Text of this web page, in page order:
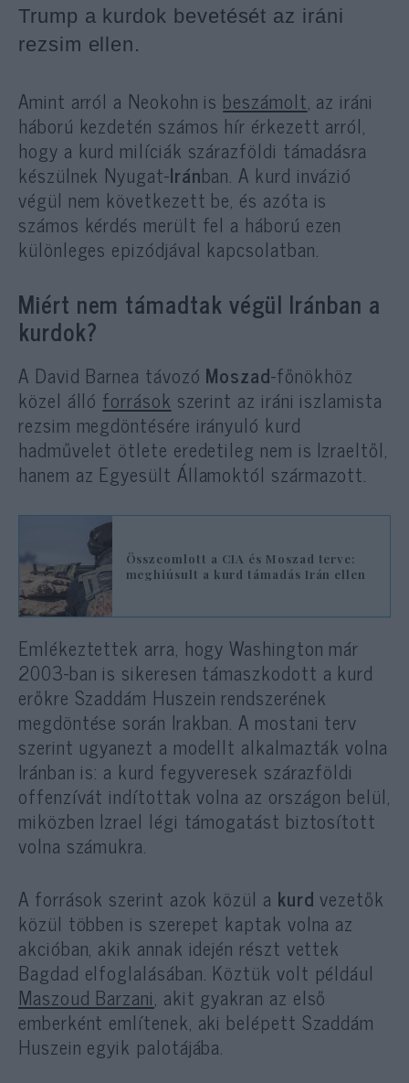
Trump a kurdok bevetését az iráni
rezsim ellen.
Amint arról a Neokohn is beszámolt, az iráni
háború kezdetén számos hír érkezett arról,
hogy a kurd milíciák szárazföldi támadásra
készülnek Nyugat-Iránban. A kurd invázió
végül nem következett be, és azóta is
számos kérdés merült fel a háború ezen
különleges epizódjával kapcsolatban.
Miért nem támadtak végül Iránban a
kurdok?
A David Barnea távozó Moszad-főnökhöz
közel álló források szerint az iráni iszlamista
rezsim megdöntésére irányuló kurd
hadművelet ötlete eredetileg nem is Izraeltől,
hanem az Egyesült Államoktól származott.
Összeomlott a CIA és Moszad terve:
meghiúsult a kurd támadás Irán ellen
Emlékeztettek arra, hogy Washington már
2003-ban is sikeresen támaszkodott a kurd
erőkre Szaddám Huszein rendszerének
megdöntése során Irakban. A mostani terv
szerint ugyanezt a modellt alkalmazták volna
Iránban is: a kurd fegyveresek szárazföldi
offenzívát indítottak volna az országon belül,
miközben Izrael légi támogatást biztosított
volna számukra.
A források szerint azok közül a kurd vezetők
közül többen is szerepet kaptak volna az
akcióban, akik annak idején részt vettek
Bagdad elfoglalásában. Köztük volt például
Maszoud Barzani, akit gyakran az első
emberként említenek, aki belépett Szaddám
Huszein egyik palotájába.